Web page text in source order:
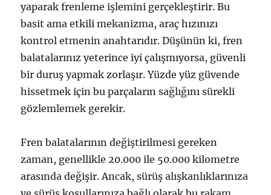
yaparak frenleme işlemini gerçekleştirir. Bu
basit ama etkili mekanizma, araç hızınızı
kontrol etmenin anahtarıdır. Düşünün ki, fren
balatalarınız yeterince iyi çalışmıyorsa, güvenli
bir duruş yapmak zorlaşır. Yüzde yüz güvende
hissetmek için bu parçaların sağlığını sürekli
gözlemlemek gerekir.
Fren balatalarının değiştirilmesi gereken
zaman, genellikle 20.000 ile 50.000 kilometre
arasında değişir. Ancak, sürüş alışkanlıklarınıza